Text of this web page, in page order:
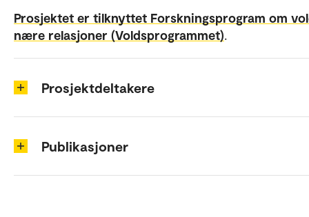
Prosjektet er tilknyttet Forskningsprogram om
nære relasjoner (Voldsprogrammet)
Prosjektdeltakere
Publikasjoner